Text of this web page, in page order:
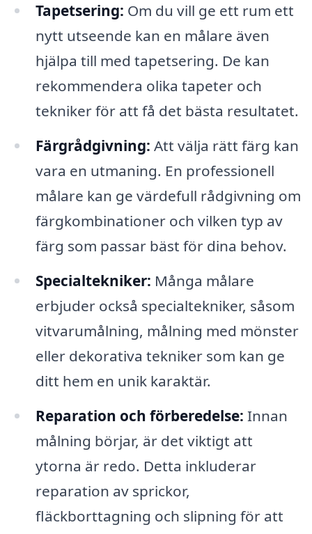
Tapetsering: Om du vill ge ett rum ett
nytt utseende kan en målare även
hjälpa till med tapetsering. De kan
rekommendera olika tapeter och
tekniker för att få det bästa resultatet.
Färgrådgivning: Att välja rätt färg kan
vara en utmaning. En professionell
målare kan ge värdefull rådgivning om
färgkombinationer och vilken typ av
färg som passar bäst för dina behov.
Specialtekniker: Många målare
erbjuder också specialtekniker, såsom
vitvarumålning, målning med mönster
eller dekorativa tekniker som kan ge
ditt hem en unik karaktär.
Reparation och förberedelse: Innan
målning börjar, är det viktigt att
ytorna är redo. Detta inkluderar
reparation av sprickor,
fläckborttagning och slipning för att